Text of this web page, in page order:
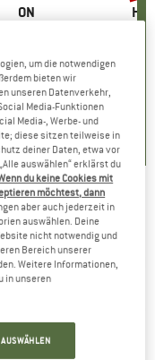
MARKE
ON
Preis
€ reduzierter Preis
ab 127,96 €
+9
4,7(48)
59,95
Fork
um die notwendigen
bieten wir
unseren Datenverkehr,
Media-Funktionen
Media-, Werbe- und
diese sitzen teilweise in
deiner Daten, etwa vor
auswählen“ erklärst du
du keine Cookies mit
möchtest, dann
aber auch jederzeit in
auswählen. Deine
nicht notwendig und
Bereich unserer
Weitere Informationen,
in unseren